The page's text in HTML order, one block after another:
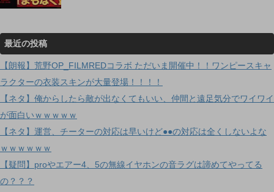
最近の投稿
【朗報】荒野OP_FILMREDコラボ ただいま開催中！！ワンピースキャ
ラクターの衣装スキンが大量登場！！！！
【ネタ】俺からしたら敵が出なくてもいい、仲間と遠足気分でワイワイ
が面白いｗｗｗｗｗ
【ネタ】運営、チーターの対応は早いけど●●の対応は全くしないよな
ｗｗｗｗｗｗ
【疑問】proやエアー4、5の無線イヤホンの音ラグは諦めてやってる
の？？？